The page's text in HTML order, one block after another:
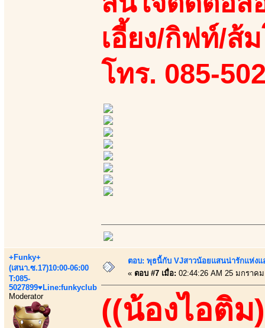
เอี้ยง/กิฟท์/ส้
โทร. 085-
+Funky+
(เสนา.ซ.17)10:00-06:00
T:085-
5027899♥Line:funkyclub
Moderator
ตอบ: พุธนี้กับ VJสาวน้อยแสนน่ารักแห่งแ
« ตอบ #7 เมื่อ: 02:44:26 AM 25 มกราค
((น้องไอติม)